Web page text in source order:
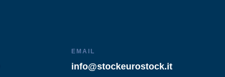
EMAIL
info@stockeurostock.it